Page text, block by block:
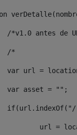
/*v1.0 antes de
		/*
var url =
		var asset = "";
url =